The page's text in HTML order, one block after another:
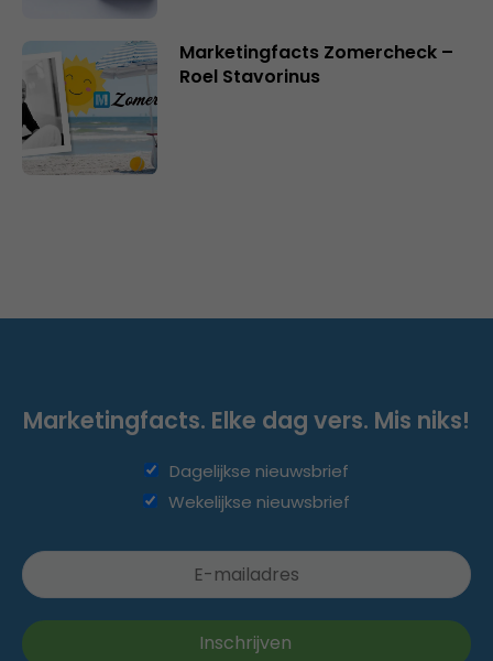
Marketingfacts Zomercheck –
Roel Stavorinus
Marketingfacts. Elke dag vers. Mis niks!
Dagelijkse nieuwsbrief
Wekelijkse nieuwsbrief